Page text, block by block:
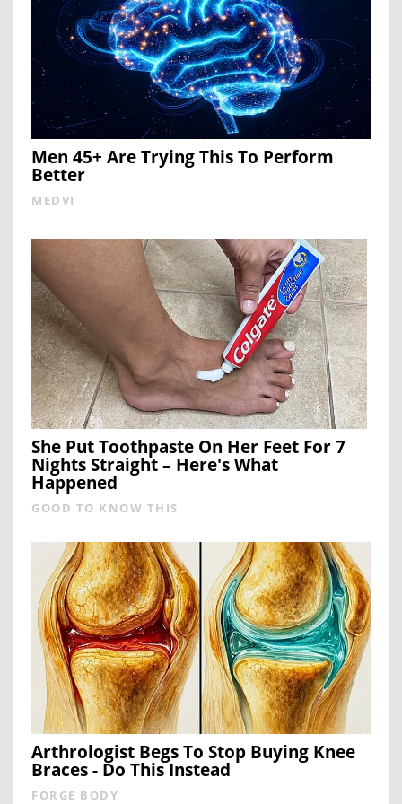
Men 45+ Are Trying This To Perform
Better
MEDVI
She Put Toothpaste On Her Feet For 7
Nights Straight – Here's What
Happened
GOOD TO KNOW THIS
Arthrologist Begs To Stop Buying Knee
Braces - Do This Instead
FORGE BODY